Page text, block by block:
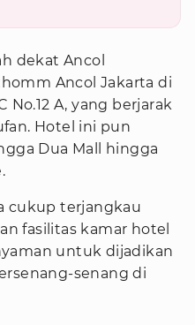
dekat Ancol
Ancol Jakarta di
No.12 A, yang berjarak
Hotel ini pun
Dua Mall hingga
cukup terjangkau
fasilitas kamar hotel
untuk dijadikan
senang di